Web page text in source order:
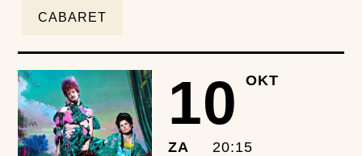
CABARET
10 OKT
ZA 20:15